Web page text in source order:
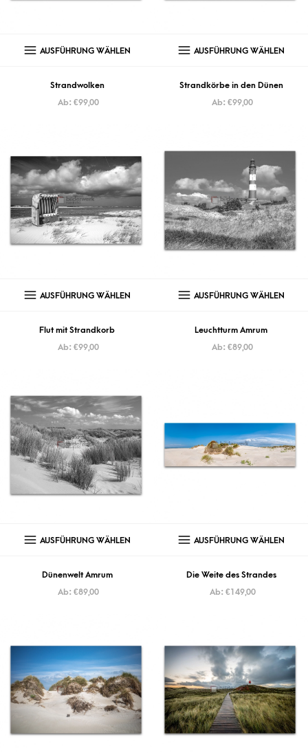
AUSFÜHRUNG WÄHLEN
Strandwolken
Ab: €99,00
AUSFÜHRUNG WÄHLEN
Strandkörbe in den Dünen
Ab: €99,00
AUSFÜHRUNG WÄHLEN
Flut mit Strandkorb
Ab: €99,00
AUSFÜHRUNG WÄHLEN
Leuchtturm Amrum
Ab: €89,00
AUSFÜHRUNG WÄHLEN
Dünenwelt Amrum
Ab: €89,00
AUSFÜHRUNG WÄHLEN
Die Weite des Strandes
Ab: €149,00